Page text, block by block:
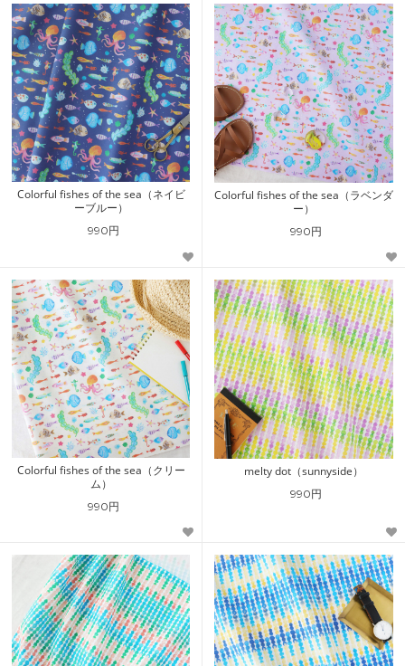
Colorful fishes of the sea（ネイビ
ーブルー）
990円
Colorful fishes of the sea（ラベンダ
ー）
990円
Colorful fishes of the sea（クリー
ム）
990円
melty dot（sunnyside）
990円